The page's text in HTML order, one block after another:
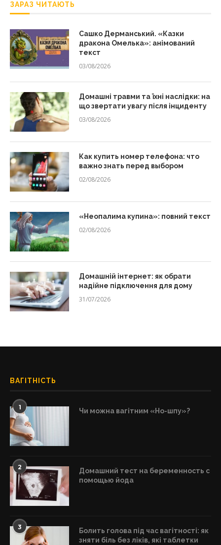
ЗАРАЗ ЧИТАЮТЬ
Сашко Дерманський. «Казки
дракона Омелька»: анімований
текст
03/08/2026
Домашні травми та їхні наслідки: на
що звертати увагу після інциденту
03/08/2026
Как купить номер телефона: что
важно знать перед выбором
02/08/2026
«Неопалима купина»: повний текст
02/08/2026
Домашній інтернет: як обрати
надійне підключення для дому
31/07/2026
ВАГІТНІСТЬ
1 Чи можна вагітним «Но-шпу»?
2
Домашний тест на беременность с
помощью йода
3
Болить голова під час вагітності: як
зняти біль без ліків, які таблетки